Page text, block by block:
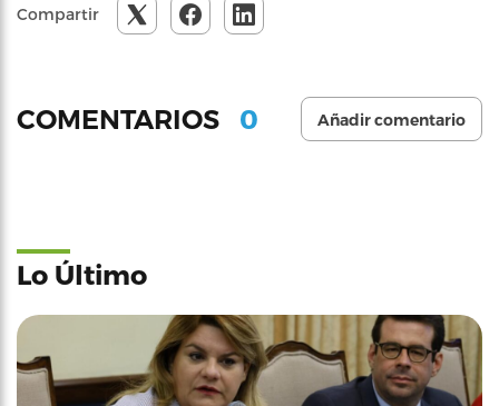
Compartir
COMENTARIOS 0 Añadir comentario
Lo Último